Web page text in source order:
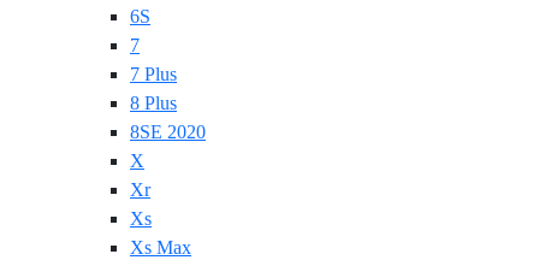
6S
7
7 Plus
8 Plus
8SE 2020
X
Xr
Xs
Xs Max